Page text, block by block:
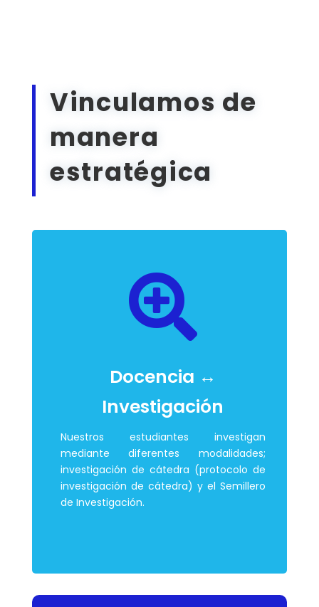
Vinculamos de
manera
estratégica

Docencia ↔
Investigación
Nuestros estudiantes investigan
mediante diferentes modalidades;
investigación de cátedra (protocolo de
investigación de cátedra) y el Semillero
de Investigación.